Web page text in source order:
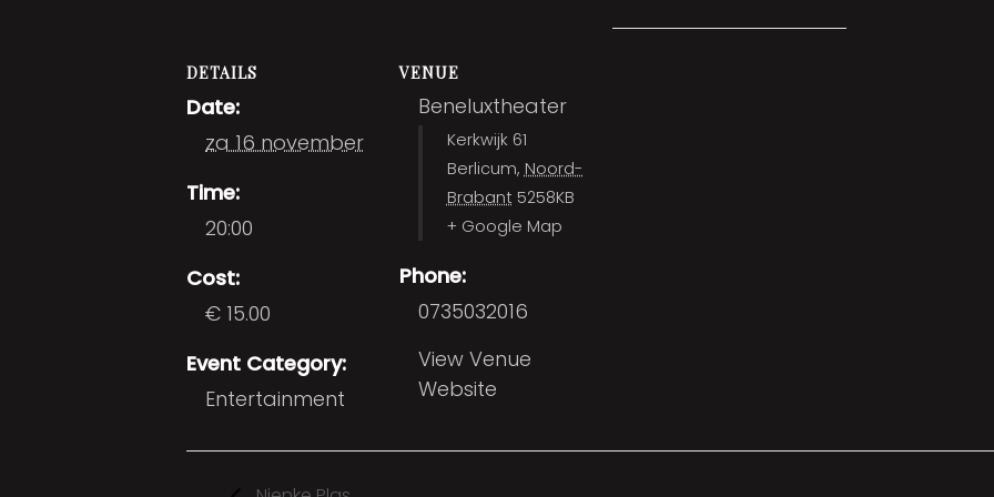
DETAILS
Date:
za 16 november
Time:
20:00
Cost:
€ 15.00
Event Category:
Entertainment
VENUE
Beneluxtheater
Kerkwijk 61
Berlicum, Noord-
Brabant 5258KB
+ Google Map
Phone:
0735032016
View Venue
Website